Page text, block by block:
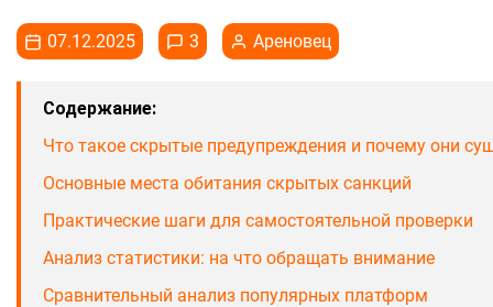
07.12.2025 3 Ареновец
Содержание:
Что такое скрытые предупреждения и почему они
Основные места обитания скрытых санкций
Практические шаги для самостоятельной проверки
Анализ статистики: на что обращать внимание
Сравнительный анализ популярных платформ